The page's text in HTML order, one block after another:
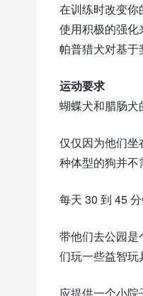
在训练时改变你
使用积极的强化
帕普猎犬对基于
运动要求
蝴蝶犬和腊肠犬
仅仅因为他们
种体型的狗并不
每天 30 到 45
带他们去公园
们玩一些益智玩